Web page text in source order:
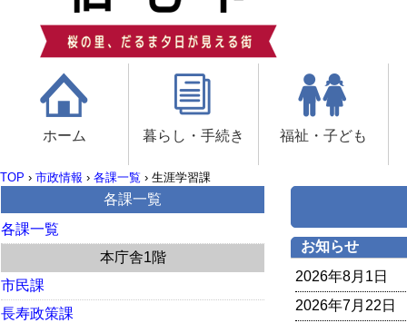
ホーム 暮らし・手続き 福祉・子ども
TOP › 市政情報 › 各課一覧 › 生涯学習課
お知らせ
2026年8月1日
2026年7月22日
各課一覧
各課一覧
本庁舎1階
市民課
長寿政策課